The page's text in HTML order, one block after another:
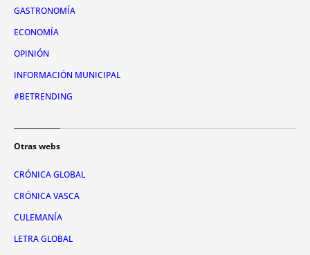
GASTRONOMÍA
ECONOMÍA
OPINIÓN
INFORMACIÓN MUNICIPAL
#BETRENDING
Otras webs
CRÓNICA GLOBAL
CRÓNICA VASCA
CULEMANÍA
LETRA GLOBAL